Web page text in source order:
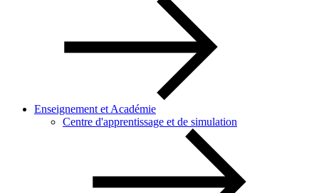
Enseignement et Académie
Centre d'apprentissage et de simulation